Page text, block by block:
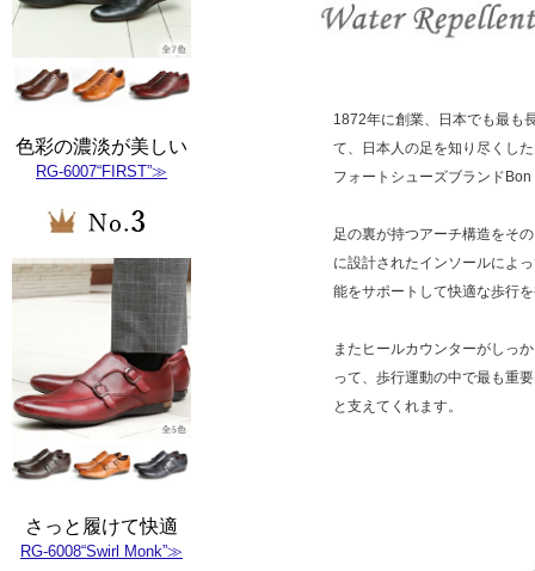
色彩の濃淡が美しい
RG-6007“FIRST”≫
さっと履けて快適
RG-6008“Swirl Monk”≫
1872年に創業、日本でも最も
て、日本人の足を知り尽くし
フォートシューズブランドBon
足の裏が持つアーチ構造をそ
に設計されたインソールによ
能をサポートして快適な歩行
またヒールカウンターがしっ
って、歩行運動の中で最も重
と支えてくれます。